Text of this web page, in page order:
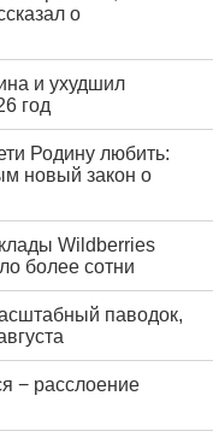
о
и ухудшил
год
Родину любить:
новый закон о
Wildberries
более сотни
паводок,
− расслоение